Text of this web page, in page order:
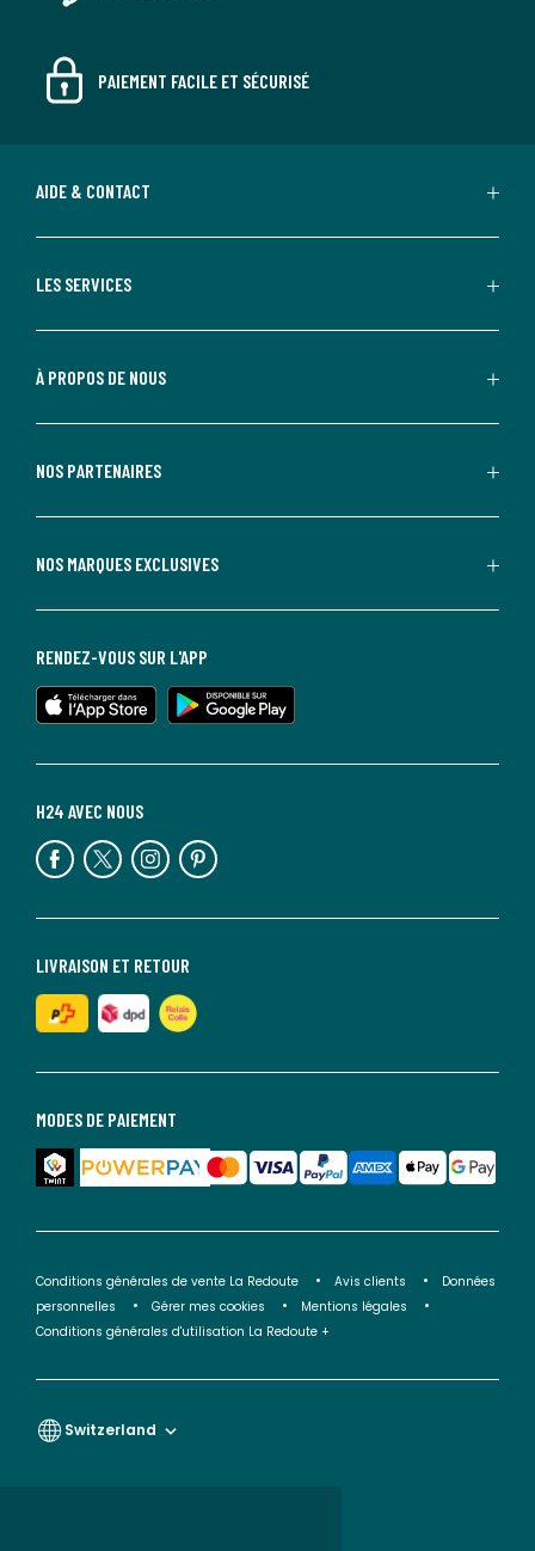
PAIEMENT FACILE ET SÉCURISÉ
AIDE & CONTACT
LES SERVICES
À PROPOS DE NOUS
NOS PARTENAIRES
NOS MARQUES EXCLUSIVES
MODES DE PAIEMENT
LIVRAISON ET RETOUR
H24 AVEC NOUS
RENDEZ-VOUS SUR L'APP
Conditions générales de vente La Redoute Avis clients
Données
personnelles
Gérer mes cookies
Mentions légales
Conditions générales d'utilisation La Redoute +
Switzerland